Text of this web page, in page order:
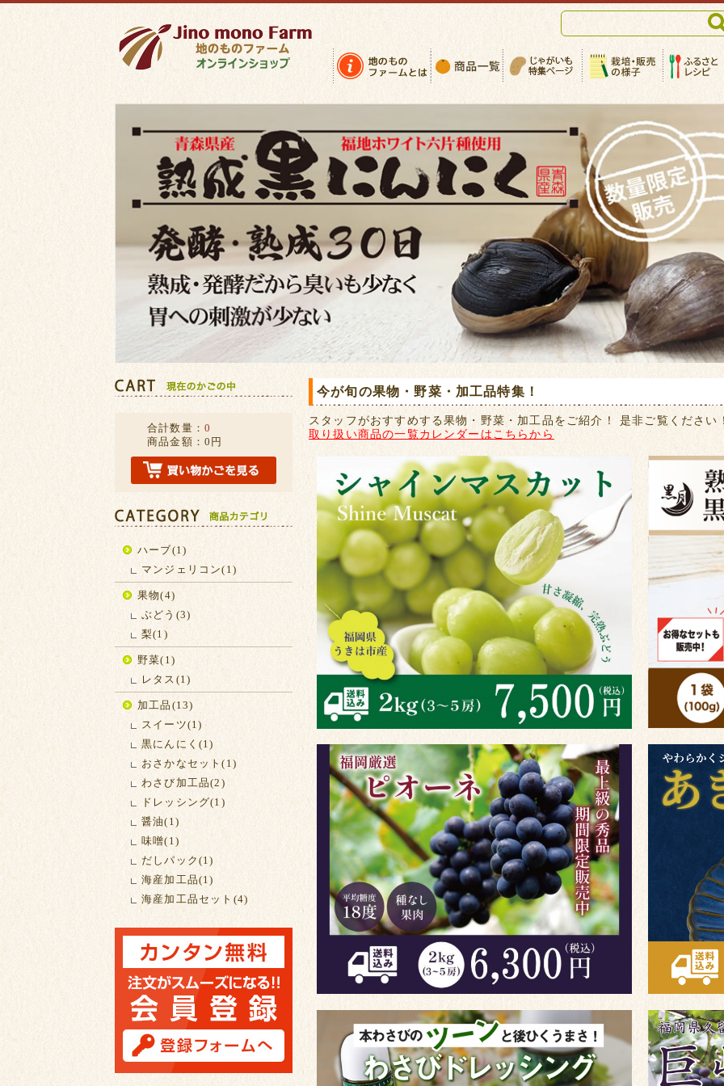
今が旬の果物・野菜・加工品特集！
スタッフがおすすめする果物・野菜・加工品をご紹介！ 是非ご覧ください
取り扱い商品の一覧カレンダーはこちらから
合計数量： 0
商品金額： 0円
ハーブ(1)
マンジェリコン(1)
果物(4)
ぶどう(3)
梨(1)
野菜(1)
レタス(1)
加工品(13)
スイーツ(1)
黒にんにく(1)
おさかなセット(1)
わさび加工品(2)
ドレッシング(1)
醤油(1)
味噌(1)
だしパック(1)
海産加工品(1)
海産加工品セット(4)